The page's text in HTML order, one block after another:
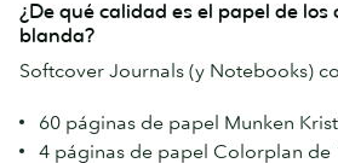
¿De qué calidad es el papel de
blanda?
Softcover Journals (y Notebooks)
60 páginas de papel Munken
4 páginas de papel Colorplan de